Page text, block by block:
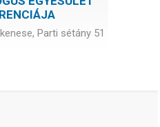
Parti sétány 51